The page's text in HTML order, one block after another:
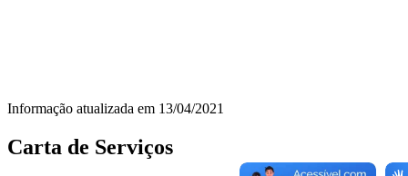
Informação atualizada em 13/04/2021
Carta de Serviços